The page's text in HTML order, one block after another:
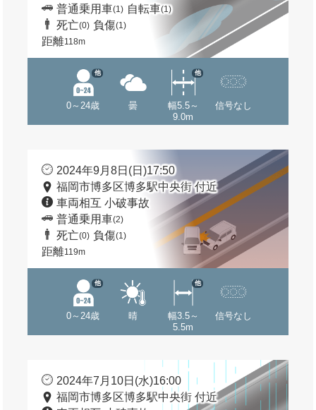
普通乗用車(1) 自転車(1)
死亡(0) 負傷(1)
距離118m
0～24歳
他
曇
幅5.5～
9.0m
他
信号なし
2024年9月8日(日)17:50
福岡市博多区博多駅中央街 付近
車両相互 小破事故
普通乗用車(2)
死亡(0) 負傷(1)
距離119m
0～24歳
他
晴
幅3.5～
5.5m
他
信号なし
2024年7月10日(水)16:00
福岡市博多区博多駅中央街 付近